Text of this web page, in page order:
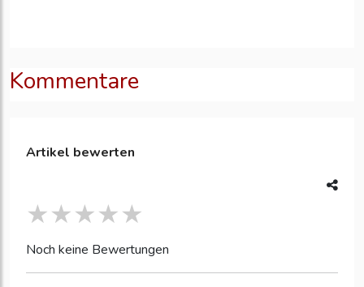
Kommentare
Artikel bewerten
Noch keine Bewertungen